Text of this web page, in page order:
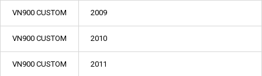
VN900 CUSTOM 2009
VN900 CUSTOM 2010
VN900 CUSTOM 2011